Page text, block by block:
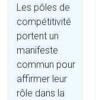
Les pôles de
compétitivité
portent un
manifeste
commun pour
affirmer leur
rôle dans la